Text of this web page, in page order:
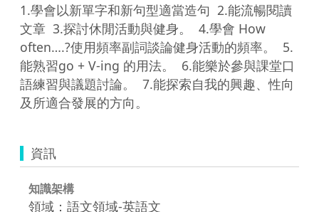
1.學會以新單字和新句型適當造句  2.能流暢閱讀
文章  3.探討休閒活動與健身。  4.學會 How
often….?使用頻率副詞談論健身活動的頻率。  5.
能熟習go + V-ing 的用法。  6.能樂於參與課堂口
語練習與議題討論。  7.能探索自我的興趣、性向
及所適合發展的方向。
資訊
知識架構
領域：語文領域-英語文